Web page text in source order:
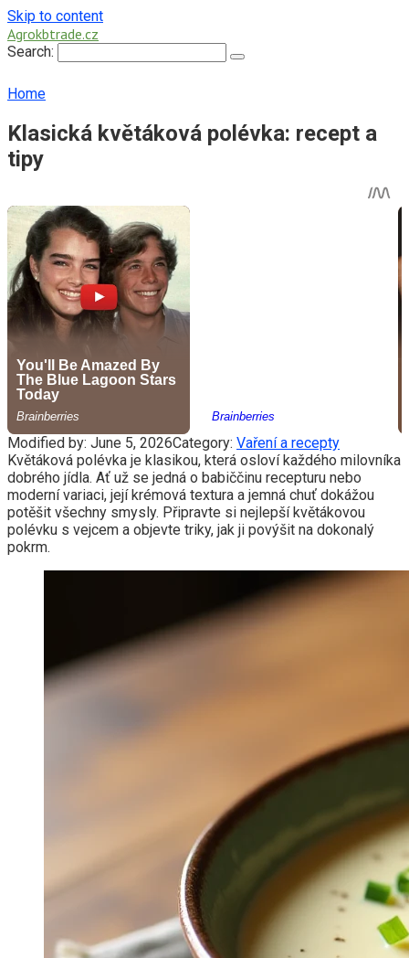
Skip to content
Agrokbtrade.cz
Search:
Home
Klasická květáková polévka: recept a
tipy
Modified by: June 5, 2026Category: Vaření a recepty
Květáková polévka je klasikou, která osloví každého milovníka
dobrého jídla. Ať už se jedná o babiččinu recepturu nebo
moderní variaci, její krémová textura a jemná chuť dokážou
potěšit všechny smysly. Připravte si nejlepší květákovou
polévku s vejcem a objevte triky, jak ji povýšit na dokonalý
pokrm.